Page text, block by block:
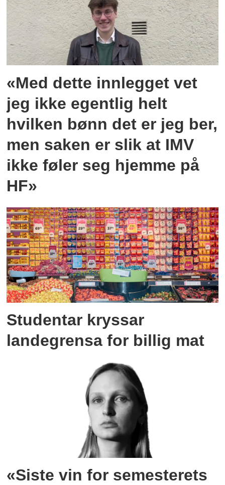
«Med dette innlegget vet
jeg ikke egentlig helt
hvilken bønn det er jeg ber,
men saken er slik at IMV
ikke føler seg hjemme på
HF»
Studentar kryssar
landegrensa for billig mat
«Siste vin for semesterets